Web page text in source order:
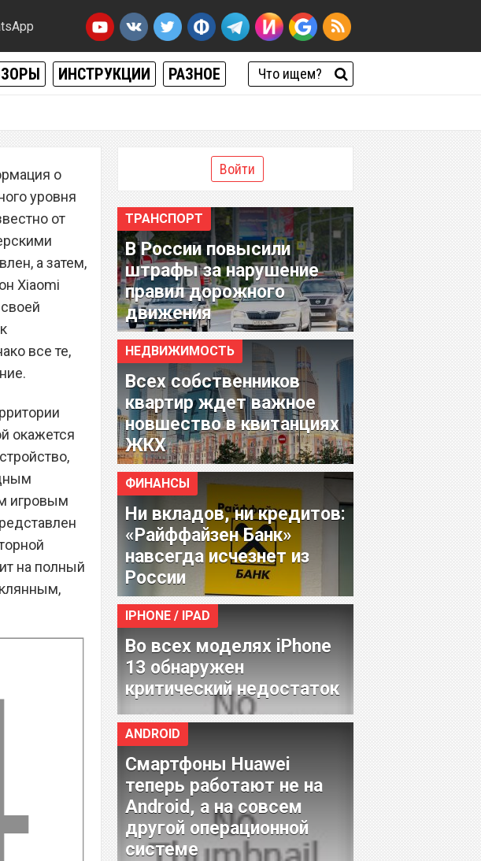
ИНСТРУКЦИИ РАЗНОЕ
о
уровня
от
а затем,
Xiaomi
все те,
окажется
игровым
на полный
Войти
ТРАНСПОРТ
В России повысили
штрафы за нарушение
правил дорожного
движения
НЕДВИЖИМОСТЬ
Всех собственников
квартир ждет важное
новшество в квитанциях
ЖКХ
ФИНАНСЫ
Ни вкладов, ни кредитов:
«Райффайзен Банк»
навсегда исчезнет из
России
IPHONE / IPAD
Во всех моделях iPhone
13 обнаружен
критический недостаток
ANDROID
Смартфоны Huawei
теперь работают не на
Android, а на совсем
другой операционной
системе